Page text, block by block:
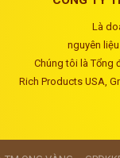
Là
nguyên
Chúng tôi là Tổng
Rich Products USA,